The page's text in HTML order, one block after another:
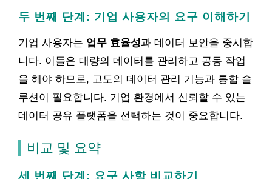
두 번째 단계: 기업 사용자의 요구 이해하기
기업 사용자는 업무 효율성과 데이터 보안을 중시합
니다. 이들은 대량의 데이터를 관리하고 공동 작업
을 해야 하므로, 고도의 데이터 관리 기능과 통합 솔
루션이 필요합니다. 기업 환경에서 신뢰할 수 있는
데이터 공유 플랫폼을 선택하는 것이 중요합니다.
비교 및 요약
세 번째 단계: 요구 사항 비교하기